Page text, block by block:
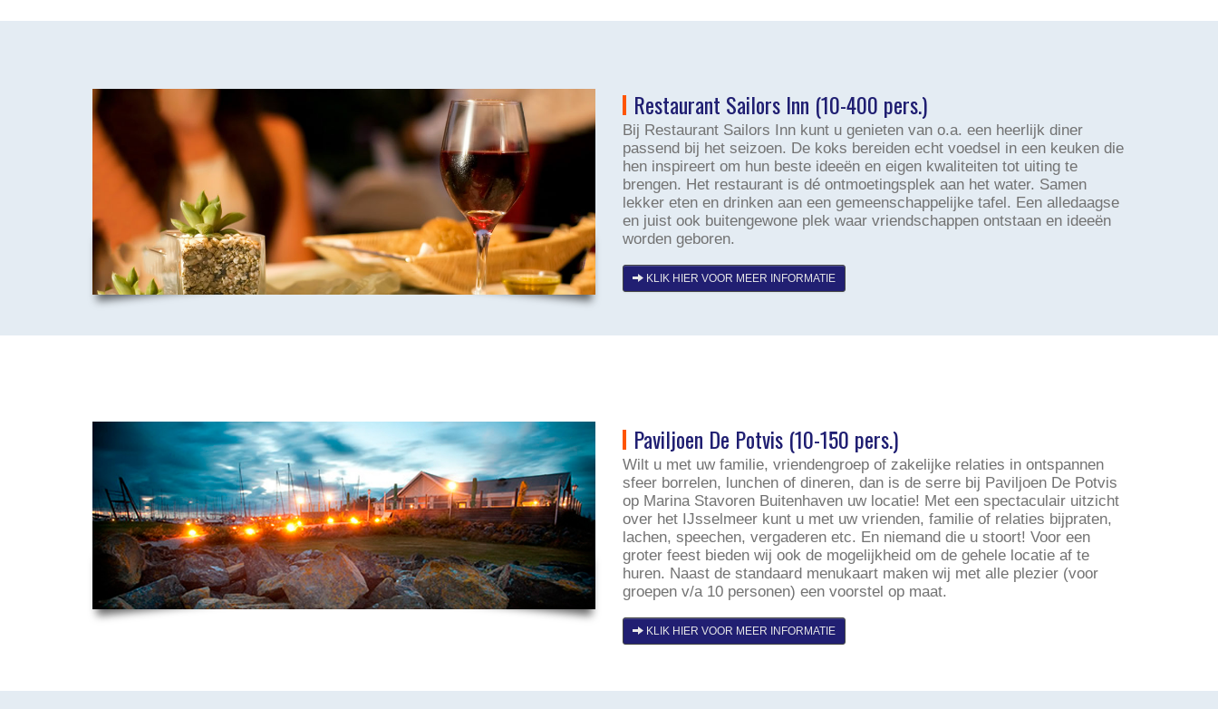
Restaurant Sailors Inn (10-400 pers.)
Bij Restaurant Sailors Inn kunt u genieten van o.a. een heerlijk diner
passend bij het seizoen. De koks bereiden echt voedsel in een keuken die
hen inspireert om hun beste ideeën en eigen kwaliteiten tot uiting te
brengen. Het restaurant is dé ontmoetingsplek aan het water. Samen
lekker eten en drinken aan een gemeenschappelijke tafel. Een alledaagse
en juist ook buitengewone plek waar vriendschappen ontstaan en ideeën
worden geboren.
KLIK HIER VOOR MEER INFORMATIE
Paviljoen De Potvis (10-150 pers.)
Wilt u met uw familie, vriendengroep of zakelijke relaties in ontspannen
sfeer borrelen, lunchen of dineren, dan is de serre bij Paviljoen De Potvis
op Marina Stavoren Buitenhaven uw locatie! Met een spectaculair uitzicht
over het IJsselmeer kunt u met uw vrienden, familie of relaties bijpraten,
lachen, speechen, vergaderen etc. En niemand die u stoort! Voor een
groter feest bieden wij ook de mogelijkheid om de gehele locatie af te
huren. Naast de standaard menukaart maken wij met alle plezier (voor
groepen v/a 10 personen) een voorstel op maat.
KLIK HIER VOOR MEER INFORMATIE